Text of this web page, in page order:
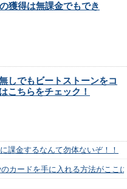
獲得は無課金でもでき
しでもビートストーンをコ
こちらをチェック！
課金するなんて勿体ないぞ！！
カードを手に入れる方法がここ